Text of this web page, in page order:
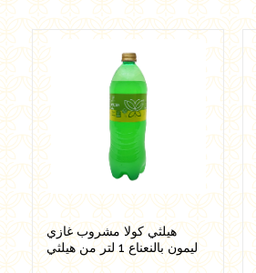
هيلثي كولا مشروب غازي
ليمون بالنعناع 1 لتر من هيلثي
اند تيستي